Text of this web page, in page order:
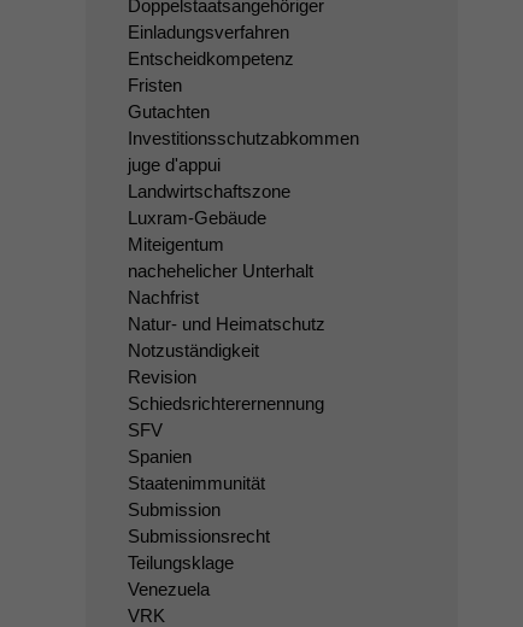
Doppelstaatsangehöriger
Einladungsverfahren
Entscheidkompetenz
Fristen
Gutachten
Investitionsschutzabkommen
juge d'appui
Landwirtschaftszone
Luxram-Gebäude
Miteigentum
nachehelicher Unterhalt
Nachfrist
Natur- und Heimatschutz
Notzuständigkeit
Revision
Schiedsrichterernennung
SFV
Spanien
Staatenimmunität
Submission
Submissionsrecht
Teilungsklage
Venezuela
VRK